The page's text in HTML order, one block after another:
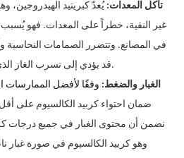
تآكل المعدات: يُعدّ كبريتيد الهيدروجين،
غير النقية، خطراً على المعدات. فهو يُسبب
في المصانع. وتتضرر الصمامات النحاسية
قد يؤدي إلى تسرب الغاز الذي قد يتحول إلى عطل كارثي.
الغبار والضغط: وفقًا لأفضل الممارسات
وهو كربيد الكالسيوم في صورة غبار